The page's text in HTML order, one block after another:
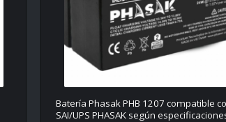
Batería Phasak PHB 1207 compatible
SAI/UPS PHASAK según